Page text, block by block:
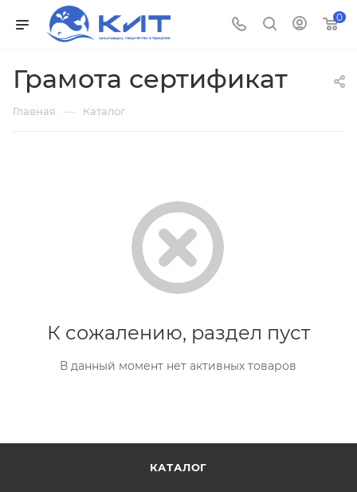
0
Грамота сертификат
Главная — Каталог
К сожалению, раздел пуст
В данный момент нет активных товаров
КАТАЛОГ